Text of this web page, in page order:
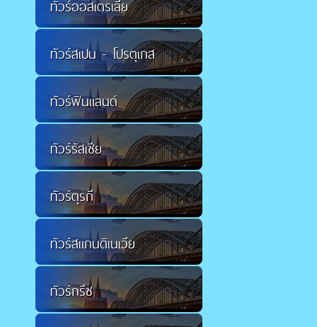
ทัวร์ออสเตรเลีย
ทัวร์สเปน - โปรตุเกส
ทัวร์ฟินแลนด์
ทัวร์รัสเซีย
ทัวร์ตุรกี
ทัวร์สแกนดิเนเวีย
ทัวร์กรีซ